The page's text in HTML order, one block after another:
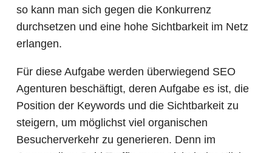
so kann man sich gegen die Konkurrenz
durchsetzen und eine hohe Sichtbarkeit im Netz
erlangen.
Für diese Aufgabe werden überwiegend SEO
Agenturen beschäftigt, deren Aufgabe es ist, die
Position der Keywords und die Sichtbarkeit zu
steigern, um möglichst viel organischen
Besucherverkehr zu generieren. Denn im